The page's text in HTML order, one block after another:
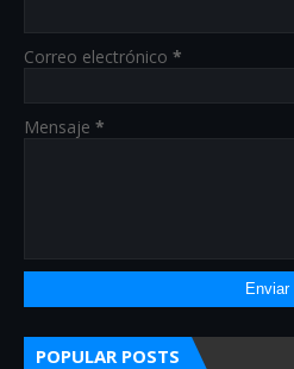
Correo electrónico *
Mensaje *
POPULAR POSTS